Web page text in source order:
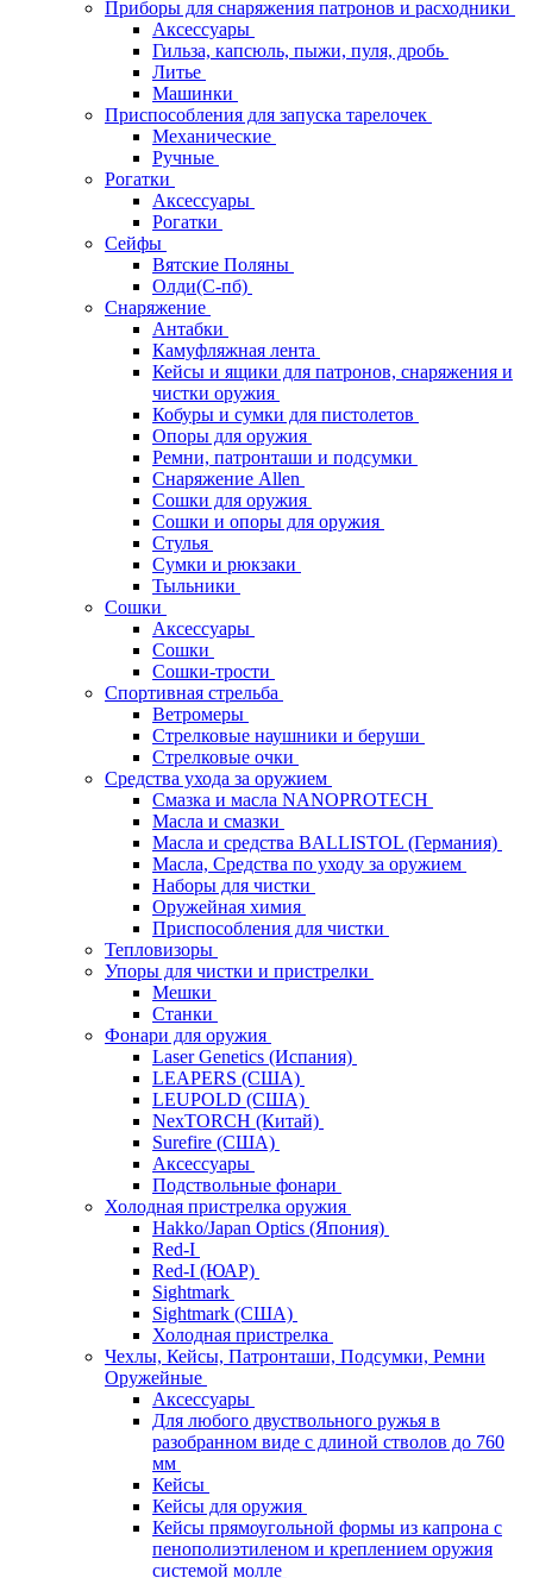
Приборы для снаряжения патронов и расходники
Аксессуары
Гильза, капсюль, пыжи, пуля, дробь
Литье
Машинки
Приспособления для запуска тарелочек
Механические
Ручные
Рогатки
Аксессуары
Рогатки
Сейфы
Вятские Поляны
Олди(С-пб)
Снаряжение
Антабки
Камуфляжная лента
Кейсы и ящики для патронов, снаряжения и
чистки оружия
Кобуры и сумки для пистолетов
Опоры для оружия
Ремни, патронташи и подсумки
Снаряжение Allen
Сошки для оружия
Сошки и опоры для оружия
Стулья
Сумки и рюкзаки
Тыльники
Сошки
Аксессуары
Сошки
Сошки-трости
Спортивная стрельба
Ветромеры
Стрелковые наушники и беруши
Стрелковые очки
Средства ухода за оружием
Смазка и масла NANOPROTECH
Масла и смазки
Масла и средства BALLISTOL (Германия)
Масла, Средства по уходу за оружием
Наборы для чистки
Оружейная химия
Приспособления для чистки
Тепловизоры
Упоры для чистки и пристрелки
Мешки
Станки
Фонари для оружия
Laser Genetics (Испания)
LEAPERS (США)
LEUPOLD (США)
NexTORCH (Китай)
Surefire (США)
Аксессуары
Подствольные фонари
Холодная пристрелка оружия
Hakko/Japan Optics (Япония)
Red-I
Red-I (ЮАР)
Sightmark
Sightmark (США)
Холодная пристрелка
Чехлы, Кейсы, Патронташи, Подсумки, Ремни
Оружейные
Аксессуары
Для любого двуствольного ружья в
разобранном виде с длиной стволов до 760
мм
Кейсы
Кейсы для оружия
Кейсы прямоугольной формы из капрона с
пенополиэтиленом и креплением оружия
системой молле